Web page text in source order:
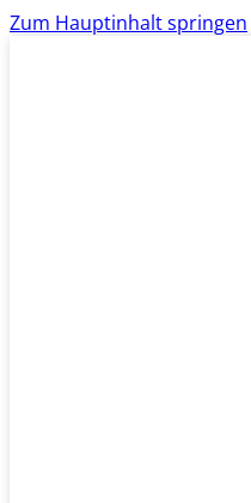
Zum Hauptinhalt springen